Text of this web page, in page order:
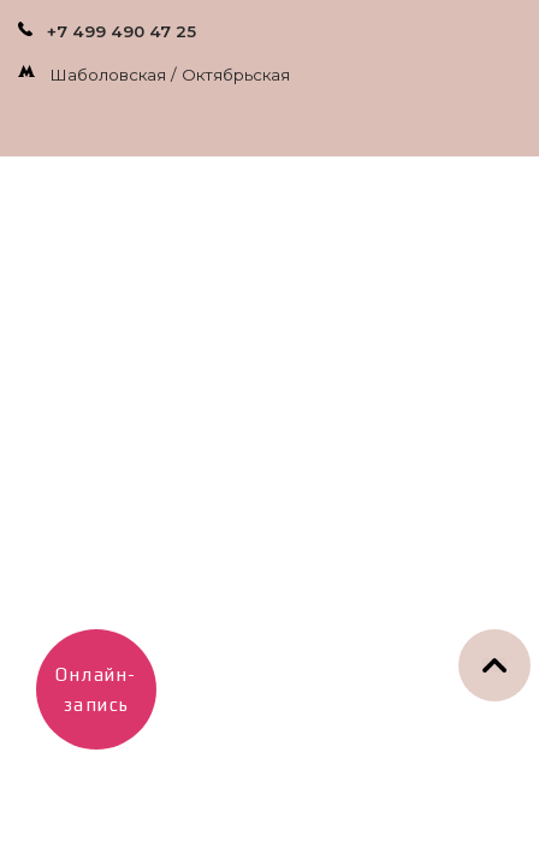
+7 499 490 47 25
Шаболовская / Октябрьская
Онлайн-
запись